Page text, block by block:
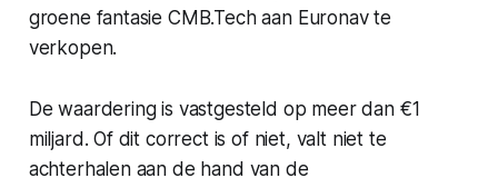
groene fantasie CMB.Tech aan Euronav te
verkopen.
De waardering is vastgesteld op meer dan €1
miljard. Of dit correct is of niet, valt niet te
achterhalen aan de hand van de